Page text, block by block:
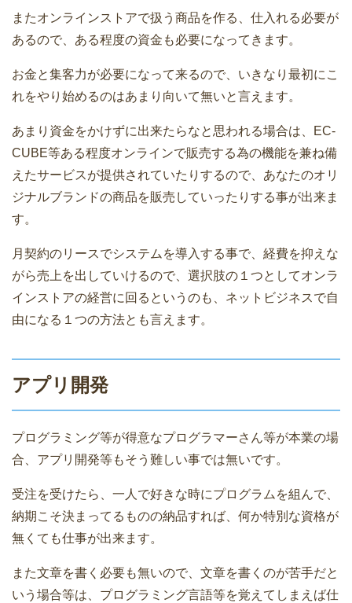
またオンラインストアで扱う商品を作る、仕入れる必要が
あるので、ある程度の資金も必要になってきます。
お金と集客力が必要になって来るので、いきなり最初にこ
れをやり始めるのはあまり向いて無いと言えます。
あまり資金をかけずに出来たらなと思われる場合は、EC-
CUBE等ある程度オンラインで販売する為の機能を兼ね備
えたサービスが提供されていたりするので、あなたのオリ
ジナルブランドの商品を販売していったりする事が出来ま
す。
月契約のリースでシステムを導入する事で、経費を抑えな
がら売上を出していけるので、選択肢の１つとしてオンラ
インストアの経営に回るというのも、ネットビジネスで自
由になる１つの方法とも言えます。
アプリ開発
プログラミング等が得意なプログラマーさん等が本業の場
合、アプリ開発等もそう難しい事では無いです。
受注を受けたら、一人で好きな時にプログラムを組んで、
納期こそ決まってるものの納品すれば、何か特別な資格が
無くても仕事が出来ます。
また文章を書く必要も無いので、文章を書くのが苦手だと
いう場合等は、プログラミング言語等を覚えてしまえば仕